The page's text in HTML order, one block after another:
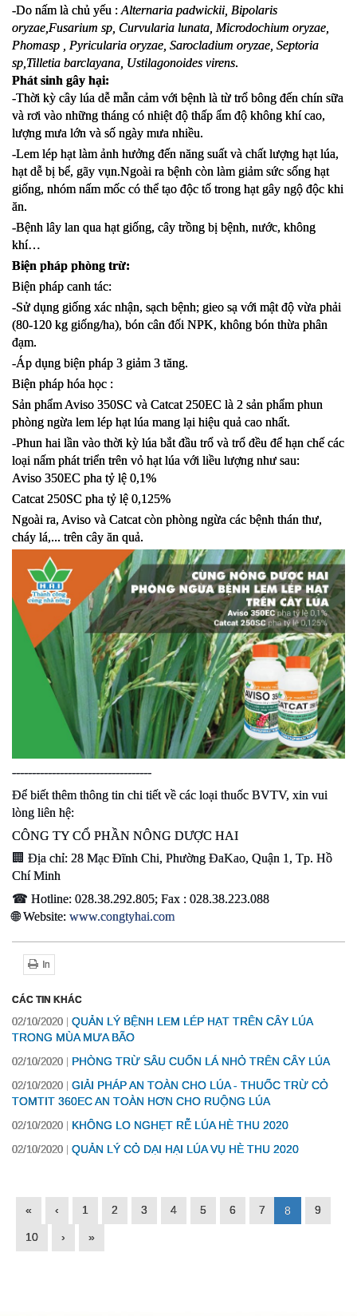
-Do nấm là chủ yếu : Alternaria padwickii, Bipolaris
oryzae,Fusarium sp, Curvularia lunata, Microdochium oryzae,
Phomasp , Pyricularia oryzae, Sarocladium oryzae, Septoria
sp,Tilletia barclayana, Ustilagonoides virens.
Phát sinh gây hại:
-Thời kỳ cây lúa dễ mẫn cảm với bệnh là từ trổ bông đến chín sữa
và rơi vào những tháng có nhiệt độ thấp ẩm độ không khí cao,
lượng mưa lớn và số ngày mưa nhiều.
-Lem lép hạt làm ảnh hưởng đến năng suất và chất lượng hạt lúa,
hạt dễ bị bể, gãy vụn.Ngoài ra bệnh còn làm giảm sức sống hạt
giống, nhóm nấm mốc có thể tạo độc tố trong hạt gây ngộ độc khi
ăn.
-Bệnh lây lan qua hạt giống, cây trồng bị bệnh, nước, không
Biện pháp phòng trừ:
Biện pháp canh tác:
-Sử dụng giống xác nhận, sạch bệnh; gieo sạ với mật độ vừa phải
(80-120 kg giống/ha), bón cân đối NPK, không bón thừa phân
đạm.
-Áp dụng biện pháp 3 giảm 3 tăng.
Biện pháp hóa học :
Sản phẩm Aviso 350SC và Catcat 250EC là 2 sản phẩm phun
phòng ngừa lem lép hạt lúa mang lại hiệu quả cao nhất.
-Phun hai lần vào thời kỳ lúa bắt đầu trổ và trổ đều để hạn chế các
loại nấm phát triển trên vỏ hạt lúa với liều lượng như sau:
Aviso 350EC pha tỷ lệ 0,1%
Catcat 250SC pha tỷ lệ 0,125%
Ngoài ra, Aviso và Catcat còn phòng ngừa các bệnh thán thư,
cháy lá,... trên cây ăn quả.
-----------------------------------
Để biết thêm thông tin chi tiết về các loại thuốc BVTV, xin vui
lòng liên hệ:
CÔNG TY CỔ PHẦN NÔNG DƯỢC HAI
🏢 Địa chỉ: 28 Mạc Đĩnh Chi, Phường ĐaKao, Quận 1, Tp. Hồ
Chí Minh
☎ Hotline: 028.38.292.805; Fax : 028.38.223.088
🌐 Website: www.congtyhai.com
In
CÁC TIN KHÁC
02/10/2020
QUẢN LÝ BỆNH LEM LÉP HẠT TRÊN CÂY LÚA
TRONG MÙA MƯA BÃO
02/10/2020 PHÒNG TRỪ SÂU CUỐN LÁ NHỎ TRÊN CÂY LÚA
02/10/2020
GIẢI PHÁP AN TOÀN CHO LÚA - THUỐC TRỪ CỎ
TOMTIT 360EC AN TOÀN HƠN CHO RUỘNG LÚA
02/10/2020 KHÔNG LO NGHẸT RỄ LÚA HÈ THU 2020
02/10/2020 QUẢN LÝ CỎ DẠI HẠI LÚA VỤ HÈ THU 2020
« ‹ 1 2 3 4 5 6 7 8 9
10 › »